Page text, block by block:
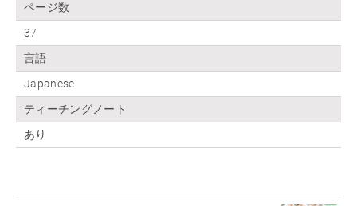
ページ数
37
言語
Japanese
ティーチングノート
あり